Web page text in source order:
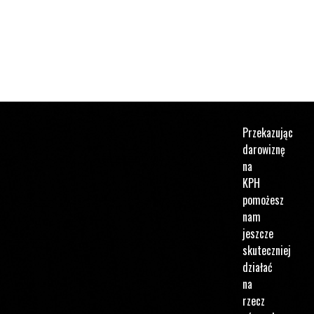
Przekazując
darowiznę
na
KPH
pomożesz
nam
jeszcze
skuteczniej
działać
na
rzecz